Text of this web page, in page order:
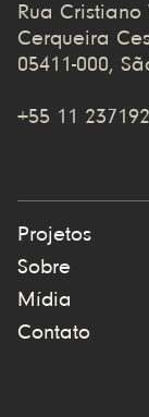
Rua
Cerqueira
05411-000,
+55 11
Projetos
Sobre
Mídia
Contato